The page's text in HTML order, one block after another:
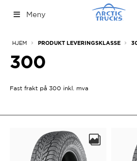
til
til
Meny
HJEM PRODUKT LEVERINGSKLASSE
300
Fast frakt på 300 inkl. mva